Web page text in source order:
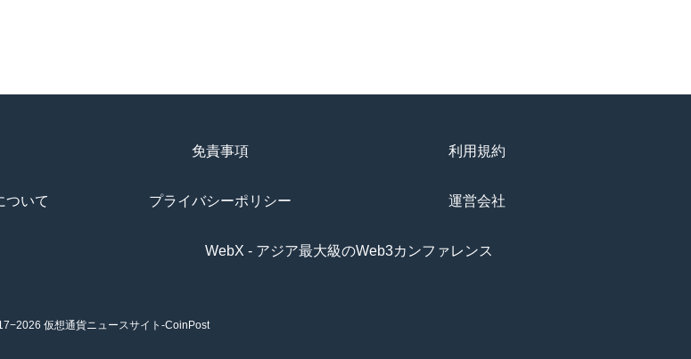
免責事項 利用規約
ついて プライバシーポリシー 運営会社
WebX - アジア最大級のWeb3カンファレンス
仮想通貨ニュースサイト-CoinPost